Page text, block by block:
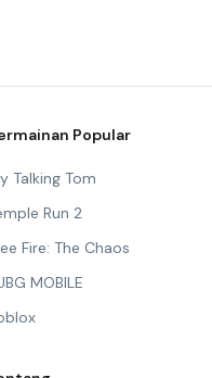
Popular
Talking Tom
Run 2
Fire: The Chaos
MOBILE